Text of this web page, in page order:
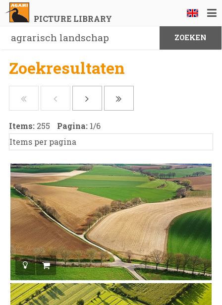
PICTURE LIBRARY
Zoekresultaten
Items: 255 Pagina: 1/6